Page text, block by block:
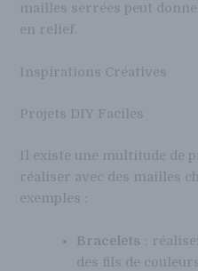
mailles serrées peut
en relief.
Inspirations Créatives
Projets DIY Faciles
Il existe une multitude de
réaliser avec des mailles
exemples :
Bracelets :
des fils de